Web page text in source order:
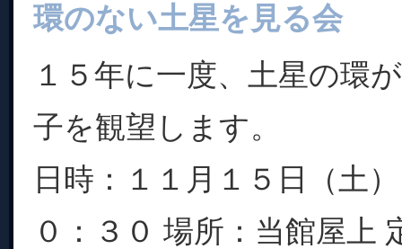
環のない土星を見る会
１５年に一度、土星の環
子を観望します。
日時：１１月１５日（土
０：３０ 場所：当館屋上